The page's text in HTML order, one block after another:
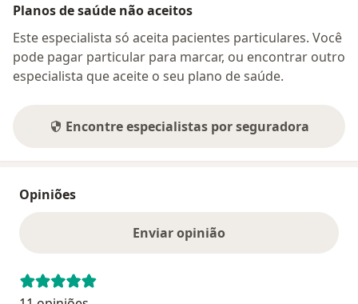
Planos de saúde não aceitos
Este especialista só aceita pacientes particulares. Você
pode pagar particular para marcar, ou encontrar outro
especialista que aceite o seu plano de saúde.
Encontre especialistas por seguradora
Opiniões
Enviar opinião